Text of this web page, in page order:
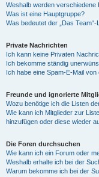
Weshalb werden verschiedene
Was ist eine Hauptgruppe?
Was bedeutet der „Das
Private Nachrichten
Ich kann keine Privaten
Ich bekomme ständig
Ich habe eine Spam-E-Mail
Freunde und ignorierte
Wozu benötige ich die Listen
Wie kann ich Mitglieder zur
hinzufügen oder diese wieder
Die Foren durchsuchen
Wie kann ich ein Forum oder
Weshalb erhalte ich bei der
Warum bekomme ich bei der